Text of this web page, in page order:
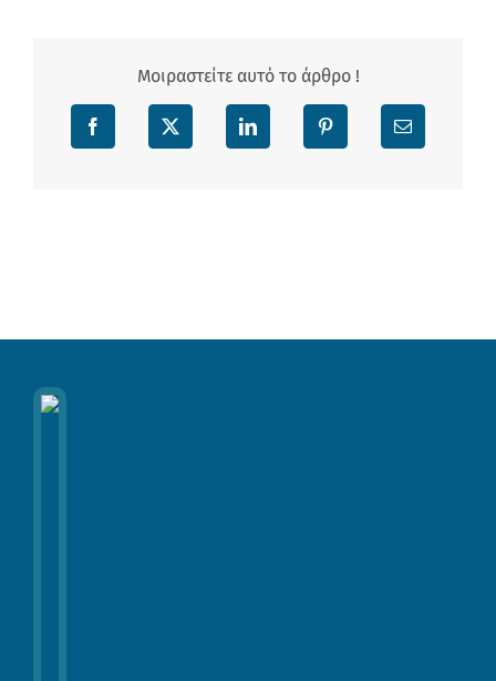
Μοιραστείτε αυτό το άρθρο !
Facebook X LinkedIn Pinterest Email